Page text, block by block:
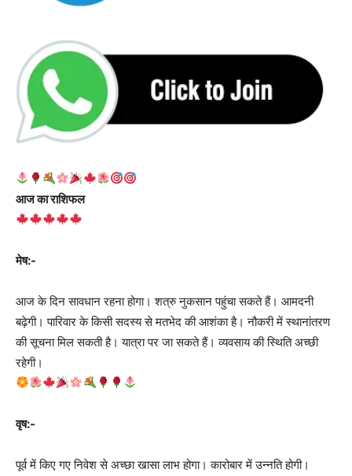
आज का राशिफल
मेष:-
आज के दिन सावधान रहना होगा। शत्रु नुकसान पहुंचा सकते हैं। आमदनी
बढ़ेगी। पारिवार के किसी सदस्य से मतभेद की आशंका है। नौकरी में स्थानांतरण
की सूचना मिल सकती है। यात्रा पर जा सकते हैं। व्यवसाय की स्थिति अच्छी
रहेगी।
वृष:-
पूर्व में किए गए निवेश से अच्छा खासा लाभ होगा। कारोबार में उन्नति होगी।